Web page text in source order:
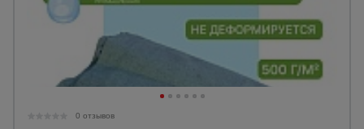
0 отзывов